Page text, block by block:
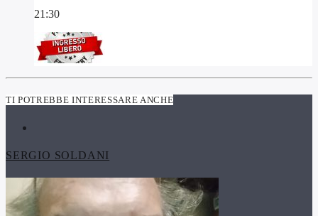
21:30
TI POTREBBE INTERESSARE ANCHE
SERGIO SOLDANI